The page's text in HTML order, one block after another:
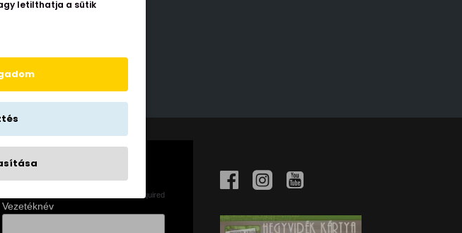
Hírlevél
* indicates required
Vezetéknév
letilthatja a sütik